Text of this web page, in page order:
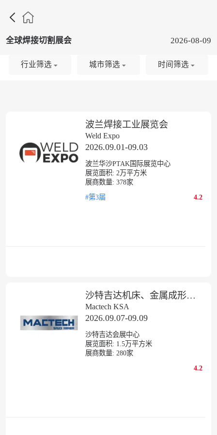

全球焊接切割展会 2026-08-09
波兰焊接工业展览会
Weld Expo
2026.09.01-09.03
波兰华沙PTAK国际展览中心
展览面积: 2 万平方米
展商数量: 378家
#第3届
4.2
沙特吉达机床、金属成形、焊接切割展览会
Mactech KSA
2026.09.07-09.09
沙特吉达会展中心
展览面积: 1.5万平方米
展商数量: 280家
4.2
行业筛选 城市筛选 时间筛选